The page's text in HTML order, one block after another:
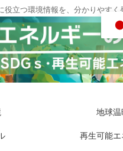
役立つ環境情報を、分かりやすく
地球温
再生可能